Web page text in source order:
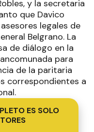
y la secretaria
que Davico
legales de
Belgrano. La
de diálogo en la
para
de la paritaria
correspondientes a
ES SOLO